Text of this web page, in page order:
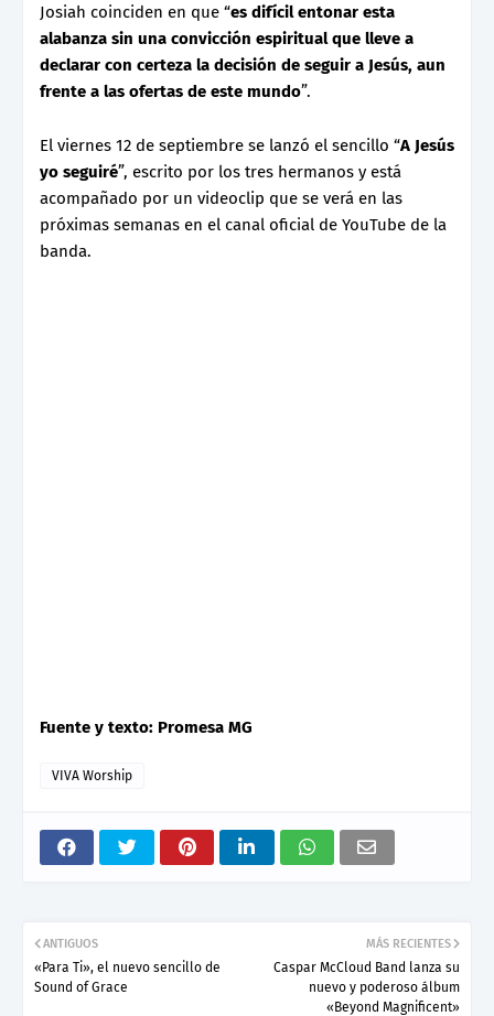
Josiah coinciden en que “es difícil entonar esta
alabanza sin una convicción espiritual que lleve a
declarar con certeza la decisión de seguir a Jesús, aun
frente a las ofertas de este mundo”.
El viernes 12 de septiembre se lanzó el sencillo “A Jesús
yo seguiré”, escrito por los tres hermanos y está
acompañado por un videoclip que se verá en las
próximas semanas en el canal oficial de YouTube de la
banda.
Fuente y texto: Promesa MG
VIVA Worship
MÁS RECIENTES
Caspar McCloud Band lanza su
nuevo y poderoso álbum
«Beyond Magnificent»
ANTIGUOS
«Para Ti», el nuevo sencillo de
Sound of Grace